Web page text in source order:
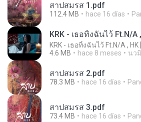
สาปสมรส 1.pdf
112.4 MB hace 16 días
KRK - เธอทิ้งฉันไว้ Ft.N/A
KRK - เธอทิ้งฉันไว้ Ft.N/A , HK
4.6 MB
hace 8 meses นว
สาปสมรส 2.pdf
78.3 MB hace 16 días
สาปสมรส 3.pdf
73.4 MB hace 16 días